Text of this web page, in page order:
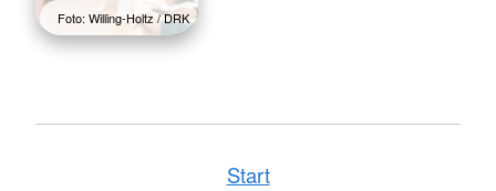
Foto: Willing-Holtz / DRK
Start